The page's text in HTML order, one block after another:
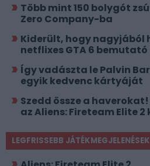
Több mint 150 bolygót
Zero Company-ba
Kiderült, hogy nagyjából
netflixes GTA 6 bemutató
Így vadászta le Palvin
egyik kedvenc kártyáját
Szedd össze a
az Aliens: Fireteam Elite
LEGFRISSEBB JÁTÉKMEGJELENÉSEK